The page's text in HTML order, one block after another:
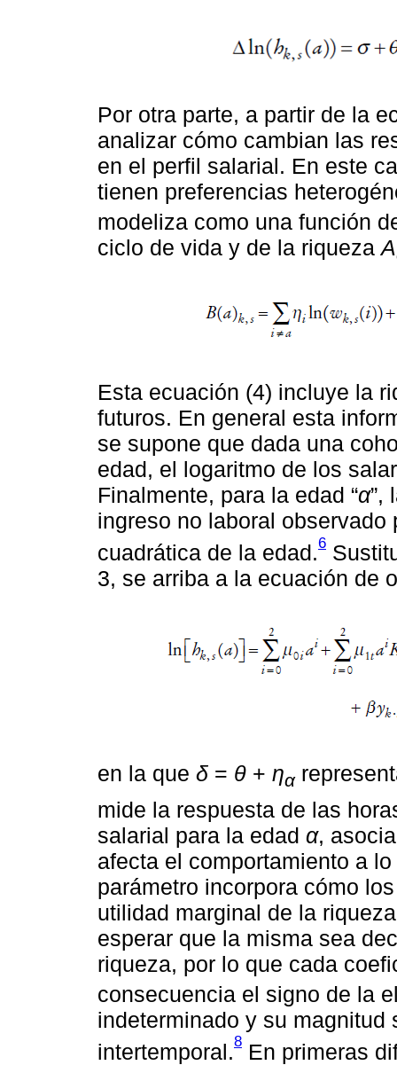
Por otra parte, a partir de la
analizar cómo cambian las
en el perfil salarial. En este
tienen preferencias
modeliza como una función
ciclo de vida y de la riquezaA
Esta ecuación (4) incluye la
futuros. En general esta
se supone que dada una
edad, el logaritmo de los
Finalmente, para la edad “α”,
ingreso no laboral
cuadrática de la edad.6
3, se arriba a la ecuación de
en la que δ = θ + ηα
mide la respuesta de las
salarial para la edad α,
afecta el comportamiento a
parámetro incorpora cómo
utilidad marginal de la
esperar que la misma sea
riqueza, por lo que cada
consecuencia el signo de la
indeterminado y su
intertemporal.8 En primeras